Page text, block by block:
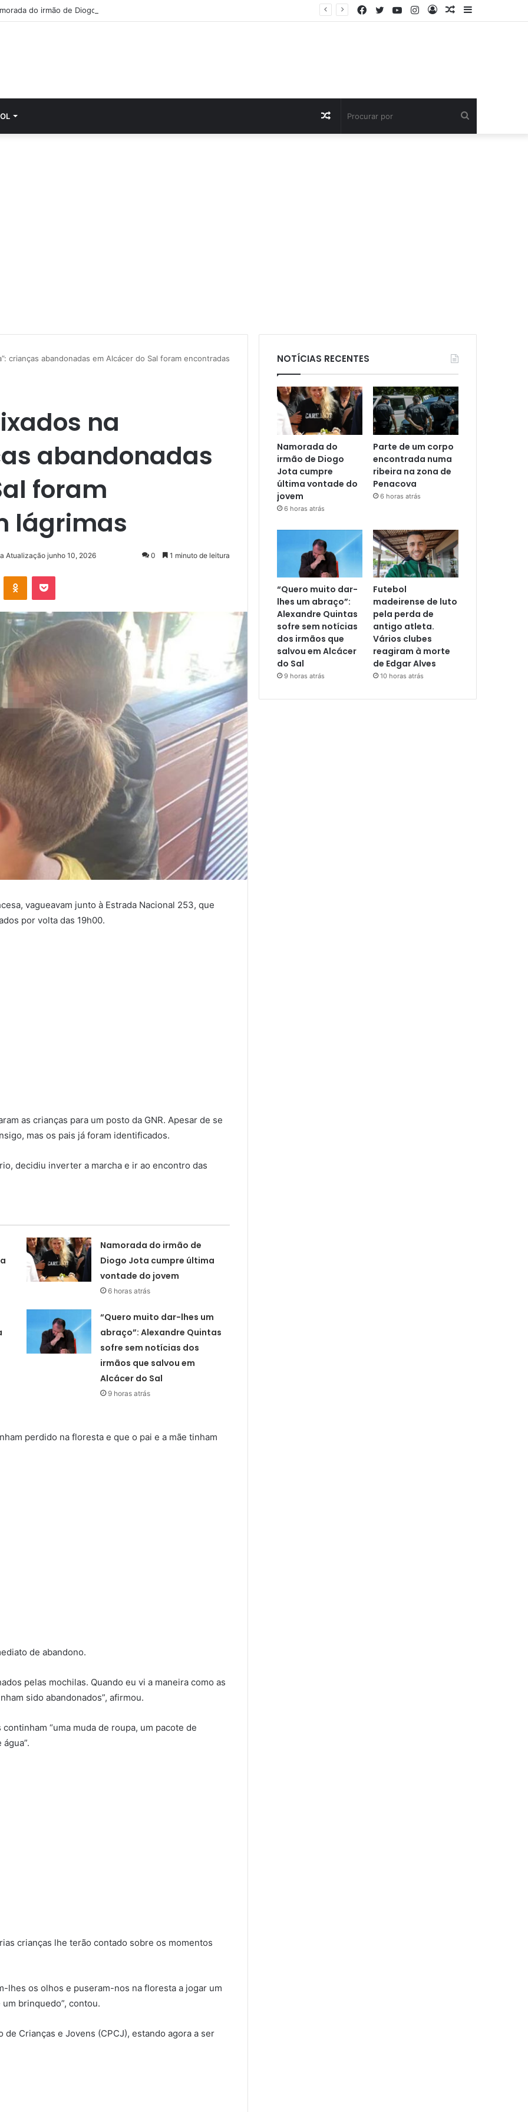
do irmão de Diogo Jota cumpre última vontade do jovem
Barra
Artigo
Entrar
Instagram
YouTube
Twitter
Facebook
Artigo
crianças abandonadas em Alcácer do Sal foram encontradas
na
abandonadas
foram
lágrimas
Atualização junho 10, 2026 0 1 minuto de leitura
OK Pocket
vagueavam junto à Estrada Nacional 253, que
por volta das 19h00.
as crianças para um posto da GNR. Apesar de se
mas os pais já foram identificados.
decidiu inverter a marcha e ir ao encontro das
Namorada do irmão de
Diogo Jota cumpre última
vontade do jovem
6 horas atrás
“Quero muito dar-lhes um
abraço”: Alexandre Quintas
sofre sem notícias dos
irmãos que salvou em
Alcácer do Sal
9 horas atrás
perdido na floresta e que o pai e a mãe tinham
de abandono.
pelas mochilas. Quando eu vi a maneira como as
sido abandonados”, afirmou.
“uma muda de roupa, um pacote de
crianças lhe terão contado sobre os momentos
lhes os olhos e puseram-nos na floresta a jogar um
brinquedo”, contou.
Crianças e Jovens (CPCJ), estando agora a ser
NOTÍCIAS RECENTES
Namorada do
irmão de Diogo
Jota cumpre
última vontade do
jovem
6 horas atrás
Parte de um corpo
encontrada numa
ribeira na zona de
Penacova
6 horas atrás
“Quero muito dar-
lhes um abraço”:
Alexandre Quintas
sofre sem notícias
dos irmãos que
salvou em Alcácer
do Sal
9 horas atrás
Futebol
madeirense de luto
pela perda de
antigo atleta.
Vários clubes
reagiram à morte
de Edgar Alves
10 horas atrás